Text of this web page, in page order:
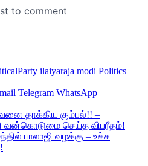
ilaiyaraja modi Politics
Telegram WhatsApp
தாக்கிய கும்பல்!! –
செய்த விபரீதம்!
பாலாஜி வழக்கு – உச்ச